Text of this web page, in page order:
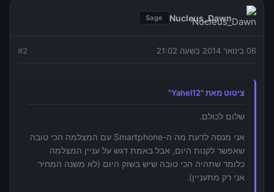
Nucleus_Dawn
Sage
06 בינואר 2014 בשעה 21:02 #2
ציטוט מאת "Yahel12"
שלום לכולם.
אני מנסה לדעת מה ה-Smartphone עם המצלמה הכי טובה
שאפשר לקנות היום, אבל באמת דגש על עניין המצלמה
כלומר שתהיה הכי טובה שיש בשוק היום (לא משנה המחיר
אני רק מתעניין).